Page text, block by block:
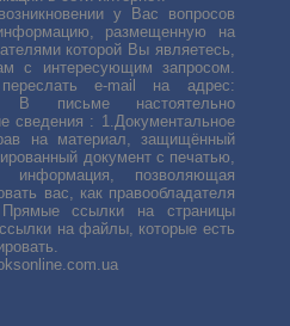
у Вас вопросов
размещенную на
которой Вы являетесь,
с интересующим запросом.
е-mail на адрес:
письме настоятельно
сведения : 1.Документальное
на материал, защищённый
документ с печатью,
информация, позволяющая
вас, как правообладателя
ссылки на страницы
на файлы, которые есть